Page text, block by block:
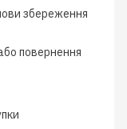
збереження
повернення